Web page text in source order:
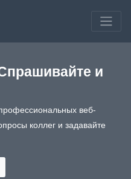
и
веб-
коллег и задавайте